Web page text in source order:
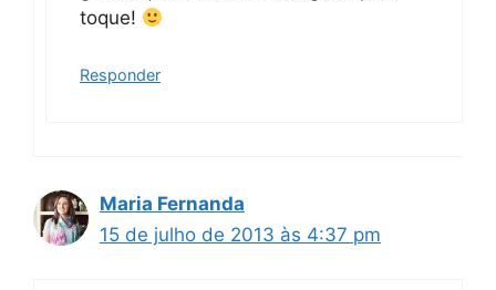
toque!
Responder
Maria Fernanda
15 de julho de 2013 às 4:37 pm